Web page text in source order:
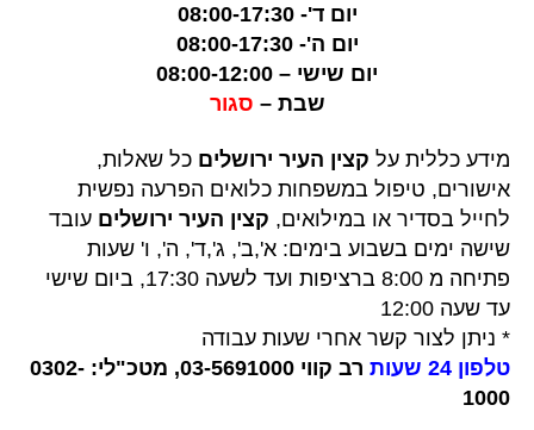
יום ד'- 08:00-17:30
יום ה'- 08:00-17:30
יום שישי – 08:00-12:00
שבת – סגור
מידע כללית על קצין העיר ירושלים כל שאלות,
אישורים, טיפול במשפחות כלואים הפרעה נפשית
לחייל בסדיר או במילואים, קצין העיר ירושלים עובד
שישה ימים בשבוע בימים: א',ב', ג',ד', ה', ו' שעות
פתיחה מ 8:00 ברציפות ועד לשעה 17:30, ביום שישי
עד שעה 12:00
* ניתן לצור קשר אחרי שעות עבודה
טלפון 24 שעות
רב קווי 03-5691000, מטכ"לי: 0302-
1000